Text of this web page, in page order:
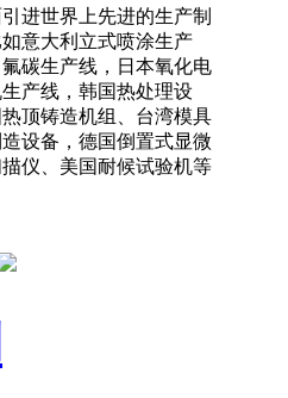
进世界上先进的生产制
意大利立式喷涂生产
碳生产线，日本氧化电
产线，韩国热处理设
顶铸造机组、台湾模具
设备，德国倒置式显微
仪、美国耐候试验机等